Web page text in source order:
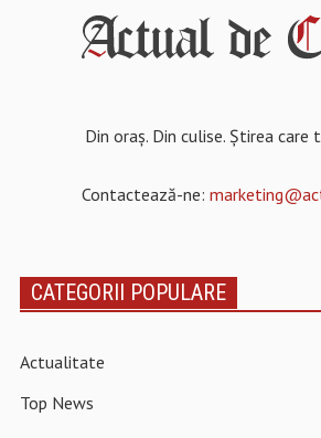
Din oraș. Din culise. Știrea care
Contactează-ne:
CATEGORII POPULARE
Actualitate
Top News